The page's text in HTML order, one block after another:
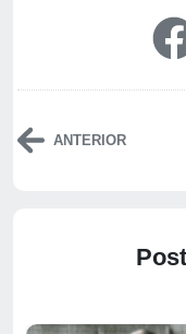
ANTERIOR